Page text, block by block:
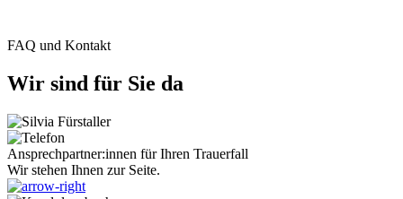
FAQ und Kontakt
Wir sind für Sie da
Ansprechpartner:innen für Ihren Trauerfall
Wir stehen Ihnen zur Seite.